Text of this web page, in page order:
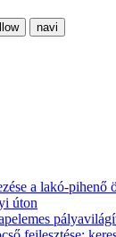
navi
a lakó-pihenő
úton